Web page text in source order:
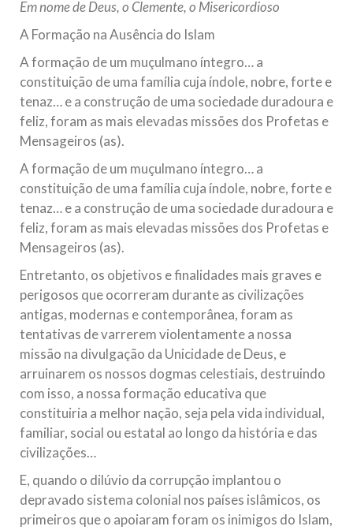
10 DE NOVEMBRO DE 2013
Falecimento do Imam Ali Ibn Al-Hussein
Em nome de Deus, o Clemente, o Misericordioso! Diante da
data em que relembramos o martírio do quarto Imam dos
muçulmanos, o Imam Ali Ibn Al-Hussein Ibn Ali Ibn Abi Táleb
(A.S.), conhecido por “Zein Al-Ábidin” (Formosura
NOTÍCIAS
3 DE JULHO DE 2014
Centro Islâmico no Brasil recebe o ex-
ministro das Relações Exteriores da
Na noite da quinta-feira, 03 de Abril, o Centro Islâmico no
Brasil recebeu em sua sede, em São Paulo, o ex-ministro das
Relações Exteriores da República Islâmica do Irã, Sr. Kamal
Kharrazi, que encontra-se visitando
Em nome de Deus, o Clemente, o Misericordioso
A Formação na Ausência do Islam
A formação de um muçulmano íntegro… a
constituição de uma família cuja índole, nobre, forte e
tenaz… e a construção de uma sociedade duradoura e
feliz, foram as mais elevadas missões dos Profetas e
Mensageiros (as).
A formação de um muçulmano íntegro… a
constituição de uma família cuja índole, nobre, forte e
tenaz… e a construção de uma sociedade duradoura e
feliz, foram as mais elevadas missões dos Profetas e
Mensageiros (as).
Entretanto, os objetivos e finalidades mais graves e
perigosos que ocorreram durante as civilizações
antigas, modernas e contemporânea, foram as
tentativas de varrerem violentamente a nossa
missão na divulgação da Unicidade de Deus, e
arruinarem os nossos dogmas celestiais, destruindo
com isso, a nossa formação educativa que
constituiria a melhor nação, seja pela vida individual,
familiar, social ou estatal ao longo da história e das
civilizações…
E, quando o dilúvio da corrupção implantou o
depravado sistema colonial nos países islâmicos, os
primeiros que o apoiaram foram os inimigos do Islam,